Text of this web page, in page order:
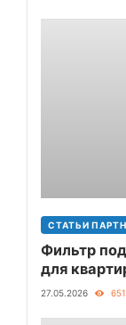
СТАТЬИ
Фильтр
для
27.05.2026